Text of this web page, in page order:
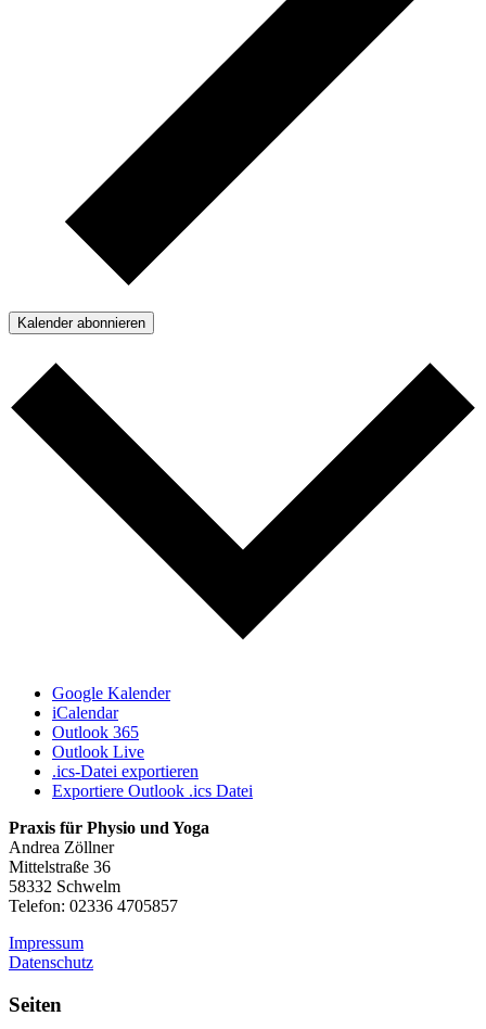
Kalender abonnieren
Google Kalender
iCalendar
Outlook 365
Outlook Live
.ics-Datei exportieren
Exportiere Outlook .ics Datei
Praxis für Physio und Yoga
Andrea Zöllner
Mittelstraße 36
58332 Schwelm
Telefon: 02336 4705857
Impressum
Datenschutz
Seiten